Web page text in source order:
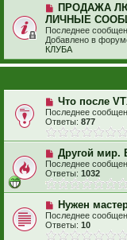
ПРОДАЖА
ЛИЧНЫЕ
Последнее
Добавлено в
КЛУБА
Что после
Последнее
Ответы: 877
Другой мир.
Последнее
Ответы: 1032
Нужен
Последнее
Ответы: 10